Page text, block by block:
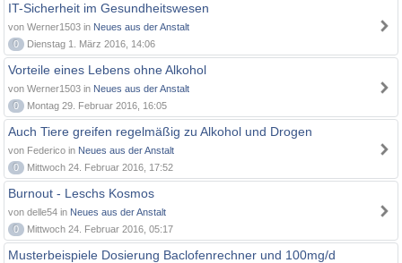
IT-Sicherheit im Gesundheitswesen
von Werner1503 in Neues aus der Anstalt
0
Dienstag 1. März 2016, 14:06
Vorteile eines Lebens ohne Alkohol
von Werner1503 in Neues aus der Anstalt
0
Montag 29. Februar 2016, 16:05
Auch Tiere greifen regelmäßig zu Alkohol und Drogen
von Federico in Neues aus der Anstalt
0
Mittwoch 24. Februar 2016, 17:52
Burnout - Leschs Kosmos
von delle54 in Neues aus der Anstalt
0
Mittwoch 24. Februar 2016, 05:17
Musterbeispiele Dosierung Baclofenrechner und 100mg/d